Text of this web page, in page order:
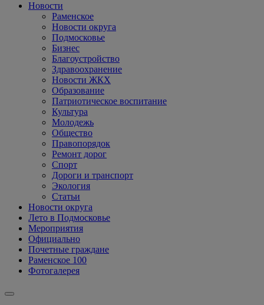
Новости
Раменское
Новости округа
Подмосковье
Бизнес
Благоустройство
Здравоохранение
Новости ЖКХ
Образование
Патриотическое воспитание
Культура
Молодежь
Общество
Правопорядок
Ремонт дорог
Спорт
Дороги и транспорт
Экология
Статьи
Новости округа
Лето в Подмосковье
Мероприятия
Официально
Почетные граждане
Раменское 100
Фотогалерея